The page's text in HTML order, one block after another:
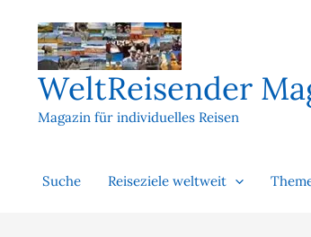
springen
WeltReisender
Magazin für individuelles Reisen
Suche Reiseziele weltweit